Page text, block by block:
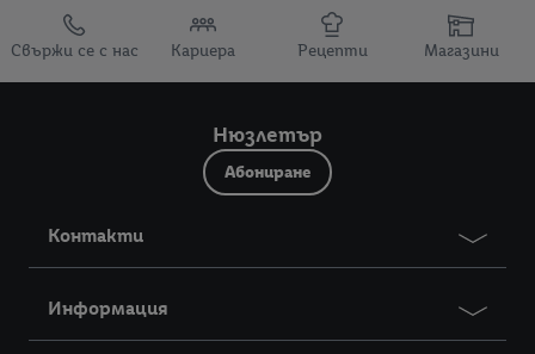
Препратки към
Свържи се с нас Кариера Рецепти Магазини
Нюзлетър
Абониране
Контакти
Информация